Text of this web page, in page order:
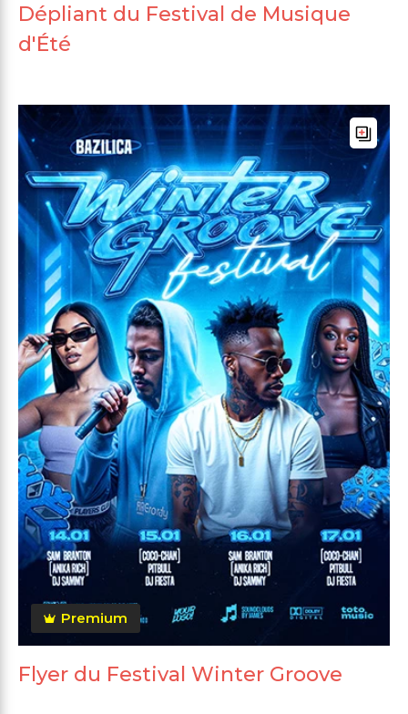
Dépliant du Festival de Musique
d'Été
Premium
Flyer du Festival Winter Groove